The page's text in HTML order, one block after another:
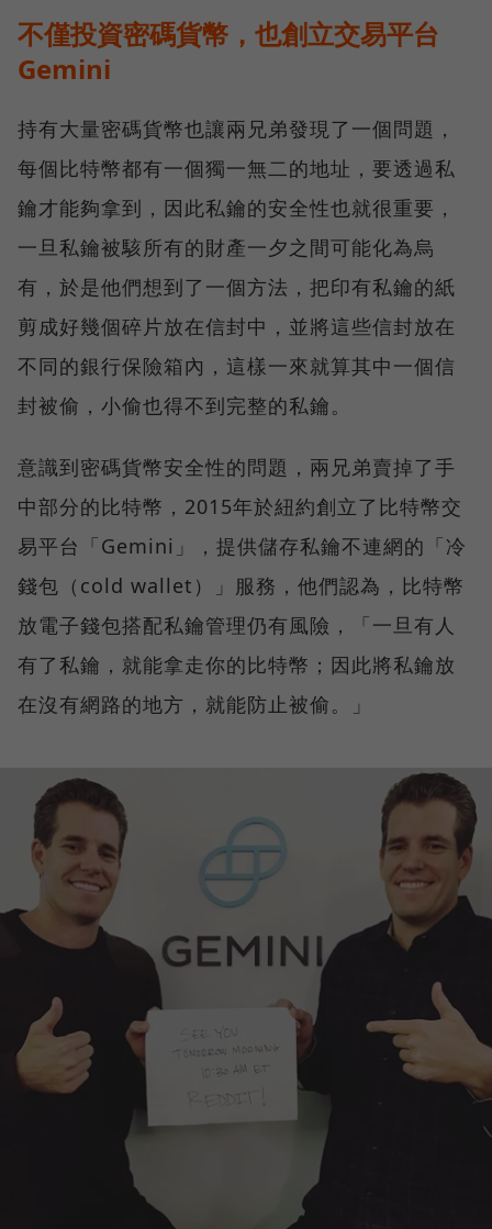
不僅投資密碼貨幣，也創立交易平台
Gemini
持有大量密碼貨幣也讓兩兄弟發現了一個問題，
每個比特幣都有一個獨一無二的地址，要透過私
鑰才能夠拿到，因此私鑰的安全性也就很重要，
一旦私鑰被駭所有的財產一夕之間可能化為烏
有，於是他們想到了一個方法，把印有私鑰的紙
剪成好幾個碎片放在信封中，並將這些信封放在
不同的銀行保險箱內，這樣一來就算其中一個信
封被偷，小偷也得不到完整的私鑰。
意識到密碼貨幣安全性的問題，兩兄弟賣掉了手
中部分的比特幣，2015年於紐約創立了比特幣交
易平台「Gemini」，提供儲存私鑰不連網的「冷
錢包（cold wallet）」服務，他們認為，比特幣
放電子錢包搭配私鑰管理仍有風險，「一旦有人
有了私鑰，就能拿走你的比特幣；因此將私鑰放
在沒有網路的地方，就能防止被偷。」